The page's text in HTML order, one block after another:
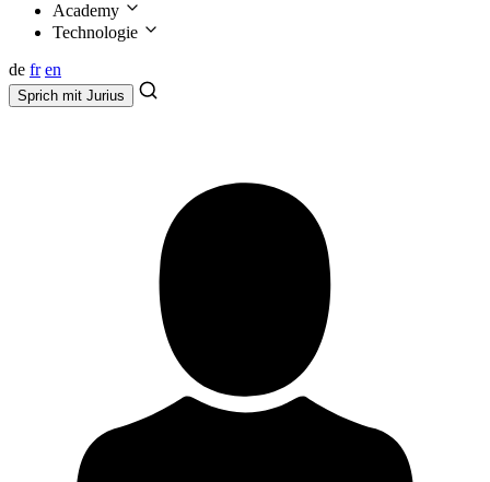
Academy
Technologie
de fr en
Sprich mit Jurius